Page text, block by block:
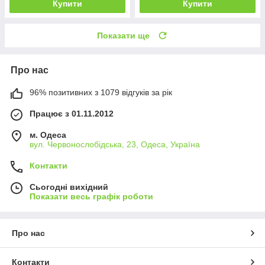
Купити Купити
Показати ще
Про нас
96% позитивних з 1079 відгуків за рік
Працює з 01.11.2012
м. Одеса
вул. Червонослобідська, 23, Одеса, Україна
Контакти
Сьогодні вихідний
Показати весь графік роботи
Про нас
Контакти